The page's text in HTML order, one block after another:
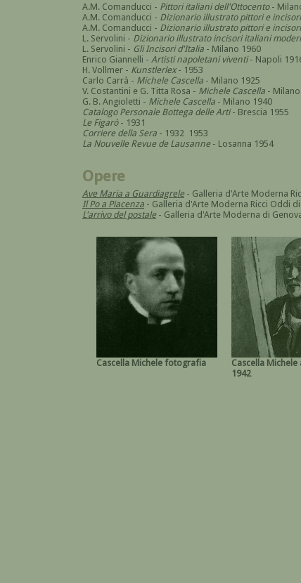
A.M. Comanducci - Pittori italiani dell'Ottocento-
A.M. Comanducci - Dizionario illustrato pittori e
A.M. Comanducci - Dizionario illustrato pittori e
L. Servolini - Dizionario illustrato incisori italiani
L. Servolini - Gli Incisori d'Italia - Milano 1960
Enrico Giannelli - Artisti napoletani viventi- Napoli
H. Vollmer - Kunstlerlex- 1953
Carlo Carrà - Michele Cascella - Milano 1925
V. Costantini e G. Titta Rosa - Michele Cascella -
G. B. Angioletti - Michele Cascella - Milano 1940
Catalogo Personale Bottega delle Arti- Brescia 1955
Le Figarò - 1931
Corriere della Sera - 1932 1953
La Nouvelle Revue de Lausanne - Losanna 1954
Opere
Ave Maria a Guardiagrele - Galleria d'Arte Moderna
Il Po a Piacenza - Galleria d'Arte Moderna Ricci Oddi di
L'arrivo del postale - Galleria d'Arte Moderna di
Cascella Michele fotografia
Cascella
1942